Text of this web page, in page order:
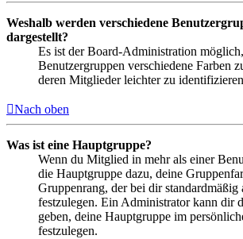
Weshalb werden verschiedene
dargestellt?
Es ist der Board-Administration
Benutzergruppen verschiedene Farben
deren Mitglieder leichter zu
Nach oben
Was ist eine Hauptgruppe?
Wenn du Mitglied in mehr als einer
die Hauptgruppe dazu, deine
Gruppenrang, der bei dir standardmäßig
festzulegen. Ein Administrator kann dir
geben, deine Hauptgruppe im
festzulegen.